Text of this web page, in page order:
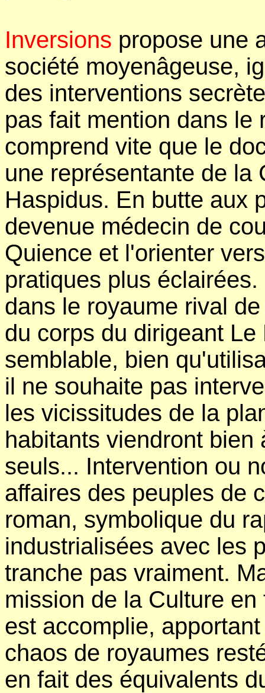
Inversions propose une
société moyenâgeuse,
des interventions
pas fait mention dans le
comprend vite que le
une représentante de la
Haspidus. En butte aux
devenue médecin de
Quience et l'orienter
pratiques plus
dans le royaume rival
du corps du dirigeant
semblable, bien
il ne souhaite pas
les vicissitudes de la
habitants viendront
seuls... Intervention ou
affaires des peuples de
roman, symbolique du
industrialisées avec les
tranche pas vraiment.
mission de la Culture
est accomplie,
chaos de royaumes
en fait des équivalents